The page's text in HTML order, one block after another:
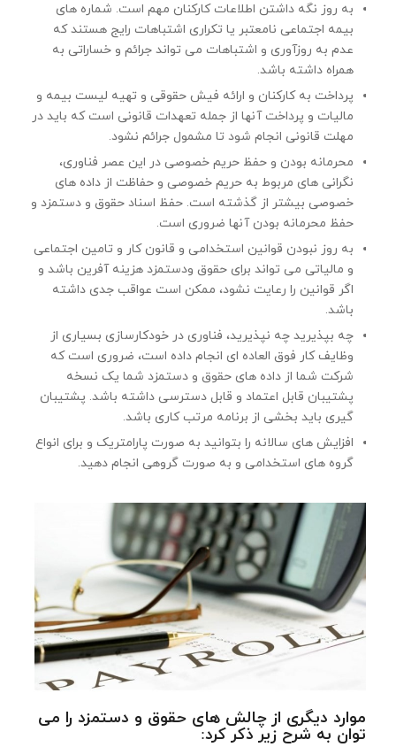
به روز نگه داشتن اطلاعات کارکنان مهم است. شماره های
بیمه اجتماعی نامعتبر یا تکراری اشتباهات رایج هستند كه
عدم به روزآوری و اشتباهات می تواند جرائم و خساراتی به
همراه داشته باشد.
پرداخت به کارکنان و ارائه فیش حقوقی و تهیه لیست بیمه و
مالیات و پرداخت آنها از جمله تعهدات قانونی است كه باید در
مهلت قانونی انجام شود تا مشمول جرائم نشود.
محرمانه بودن و حفظ حریم خصوصی در این عصر فناوری،
نگرانی های مربوط به حریم خصوصی و حفاظت از داده های
خصوصی بیشتر از گذشته است. حفظ اسناد حقوق و دستمزد و
حفظ محرمانه بودن آنها ضروری است.
به روز نبودن قوانین استخدامی و قانون كار و تامین اجتماعی
و مالیاتی می تواند برای حقوق ودستمزد هزینه آفرین باشد و
اگر قوانین را رعایت نشود، ممکن است عواقب جدی داشته
باشد.
چه بپذیرید چه نپذیرید، فناوری در خودکارسازی بسیاری از
وظایف کار فوق العاده ای انجام داده است، ضروری است که
شرکت شما از داده های حقوق و دستمزد شما یک نسخه
پشتیبان قابل اعتماد و قابل دسترسی داشته باشد. پشتیبان
گیری باید بخشی از برنامه مرتب كاری باشد.
افزایش های سالانه را بتوانید به صورت پارامتریک و برای انواع
گروه های استخدامی و به صورت گروهی انجام دهید.
موارد دیگری از چالش های حقوق و دستمزد را می
توان به شرح زیر ذكر كرد: